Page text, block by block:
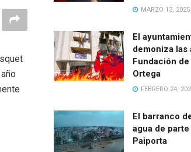
MARZO 13, 2025
El
demoniza las
Fundación
Ortega
FEBRERO 24,
El barranco
agua de
Paiporta